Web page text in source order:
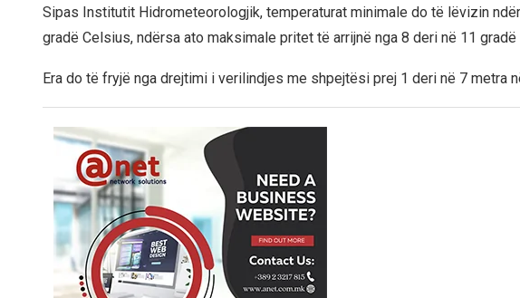
Sipas Institutit Hidrometeorologjik, temperaturat minimale do të lëvizin
gradë Celsius, ndërsa ato maksimale pritet të arrijnë nga 8 deri në 11 gradë
Era do të fryjë nga drejtimi i verilindjes me shpejtësi prej 1 deri në 7 metra